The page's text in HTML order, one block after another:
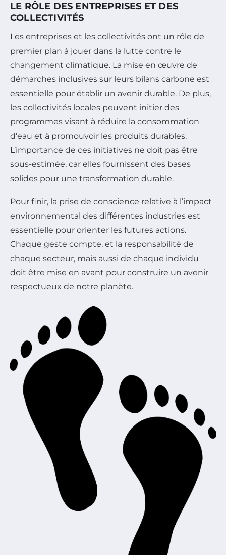
LE RÔLE DES ENTREPRISES ET DES
COLLECTIVITÉS
Les entreprises et les collectivités ont un rôle de
premier plan à jouer dans la lutte contre le
changement climatique. La mise en œuvre de
démarches inclusives sur leurs bilans carbone est
essentielle pour établir un avenir durable. De plus,
les collectivités locales peuvent initier des
programmes visant à réduire la consommation
d’eau et à promouvoir les produits durables.
L’importance de ces initiatives ne doit pas être
sous-estimée, car elles fournissent des bases
solides pour une transformation durable.
Pour finir, la prise de conscience relative à l’impact
environnemental des différentes industries est
essentielle pour orienter les futures actions.
Chaque geste compte, et la responsabilité de
chaque secteur, mais aussi de chaque individu
doit être mise en avant pour construire un avenir
respectueux de notre planète.